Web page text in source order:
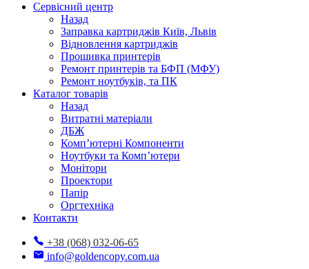
Сервісний центр
Назад
Заправка картриджів Київ, Львів
Відновлення картриджів
Прошивка принтерів
Ремонт принтерів та БФП (МФУ)
Ремонт ноутбуків, та ПК
Каталог товарів
Назад
Витратні матеріали
ДБЖ
Комп’ютерні Компоненти
Ноутбуки та Комп’ютери
Монітори
Проектори
Папір
Оргтехніка
Контакти
+38 (068) 032-06-65
info@goldencopy.com.ua